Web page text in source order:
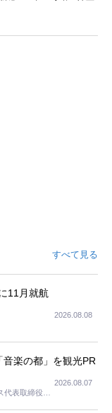
すべて見る
11月就航
2026.08.08
楽の都」を観光PR
表取締役社
2026.08.07